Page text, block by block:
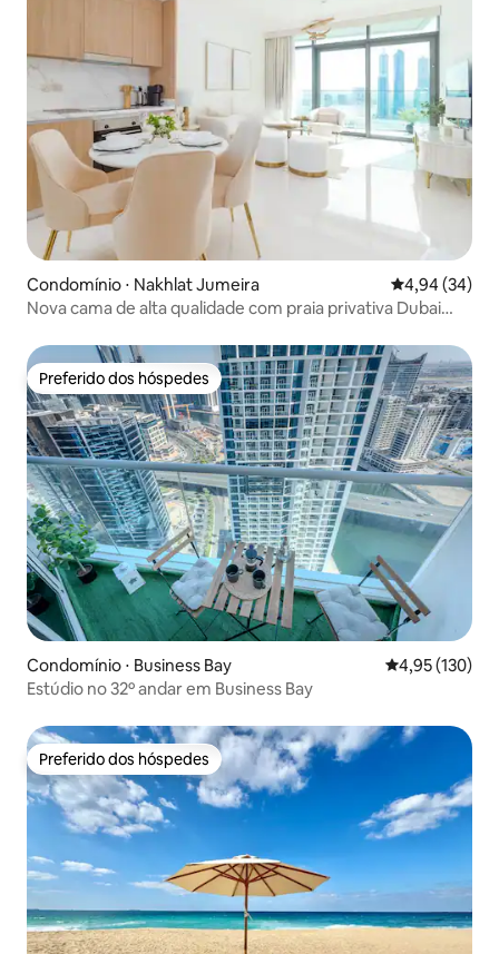
Condomínio ⋅ Nakhlat Jumeira 4,94 de uma
4,94 (34)
Nova cama de alta qualidade com praia privativa Dubai
Preferido dos hóspedes
Preferido dos hóspedes
Condomínio ⋅ Business Bay 4,95 de uma
4,95 (130)
Estúdio no 32º andar em Business Bay
Preferido dos hóspedes
Preferido dos hóspedes